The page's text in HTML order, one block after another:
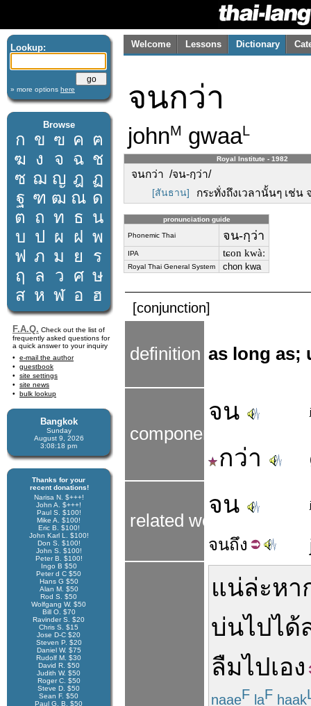
Lookup:
» more options here
Browse
ก ข ฃ ค ฅ
ฆ ง จ ฉ ช
ซ ฌ ญ ฎ ฏ
ฐ ฑ ฒ ณ ด
ต ถ ท ธ น
บ ป ผ ฝ พ
ฟ ภ ม ย
ร
ฤ
ล ว ศ ษ
ส ห ฬ อ ฮ
F.A.Q. Check out the list of
frequently asked questions for
a quick answer to your inquiry
e-mail the author
guestbook
site settings
site news
bulk lookup
Bangkok
Sunday
August 9, 2026
3:08:19 pm
Thanks for your
recent donations!
Narisa N. $+++!
John A. $+++!
Paul S. $100!
Mike A. $100!
Eric B. $100!
John Karl L. $100!
Don S. $100!
John S. $100!
Peter B. $100!
Ingo B $50
Peter d C $50
Hans G $50
Alan M. $50
Rod S. $50
Wolfgang W. $50
Bill O. $70
Ravinder S. $20
Chris S. $15
Jose D-C $20
Steven P. $20
Daniel W. $75
Rudolf M. $30
David R. $50
Judith W. $50
Roger C. $50
Steve D. $50
Sean F. $50
Paul G. B. $50
Welcome Lessons Dictionary
จนกว่า
johnM gwaaL
Royal Institute - 1982
จนกว่า /จน-กฺว่า/
[สันธาน] กระทั่งถึงเวลานั้นๆ เช่น
pronunciation guide
Phonemic Thai จน-กฺว่า
IPA tɕon kwàː
Royal Thai General System chon kwa
[conjunction]
definition as long as;
components
จน
กว่า
related words
จน
จนถึง
แน่ล่ะหา
บ่นไปได้
ลืมไปเอง
naaeF laF haak